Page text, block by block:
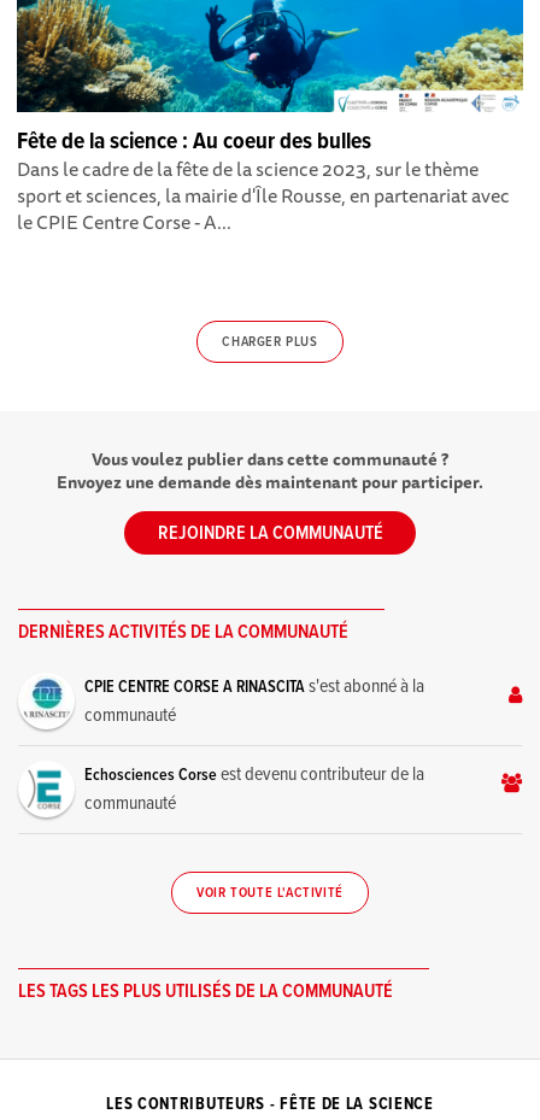
Fête de la science : Au coeur des bulles
Dans le cadre de la fête de la science 2023, sur le thème
sport et sciences, la mairie d'Île Rousse, en partenariat avec
le CPIE Centre Corse - A...
CHARGER PLUS
Vous voulez publier dans cette communauté ?
Envoyez une demande dès maintenant pour participer.
REJOINDRE LA COMMUNAUTÉ
DERNIÈRES ACTIVITÉS DE LA COMMUNAUTÉ
CPIE CENTRE CORSE A RINASCITAs'est abonné à la
communauté
Echosciences Corseest devenu contributeur de la
communauté
VOIR TOUTE L'ACTIVITÉ
LES TAGS LES PLUS UTILISÉS DE LA COMMUNAUTÉ
LES CONTRIBUTEURS - FÊTE DE LA SCIENCE